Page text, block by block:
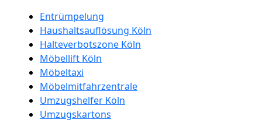
Entrümpelung
Haushaltsauflösung Köln
Halteverbotszone Köln
Möbellift Köln
Möbeltaxi
Möbelmitfahrzentrale
Umzugshelfer Köln
Umzugskartons